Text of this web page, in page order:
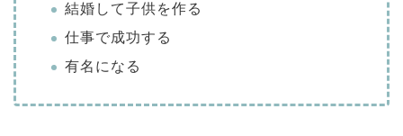
結婚して子供を作る
仕事で成功する
有名になる